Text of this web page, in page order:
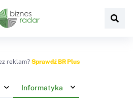
reklam? Sprawdź BR Plus
Informatyka